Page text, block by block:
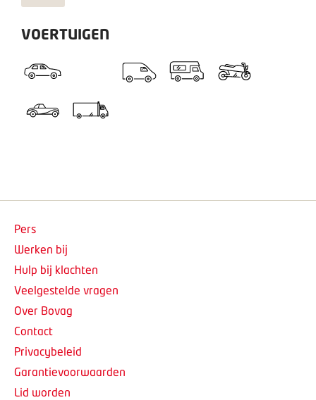
VOERTUIGEN
Pers
Werken bij
Hulp bij klachten
Veelgestelde vragen
Over Bovag
Contact
Privacybeleid
Garantievoorwaarden
Lid worden